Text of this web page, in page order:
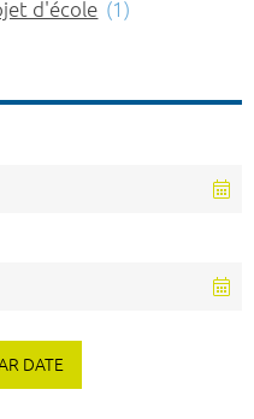
d'école (1)
DATE